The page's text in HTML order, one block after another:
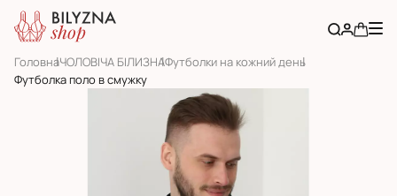
ГоловнаЧОЛОВІЧА БІЛИЗНАФутболки на кожний день
Футболка поло в смужку